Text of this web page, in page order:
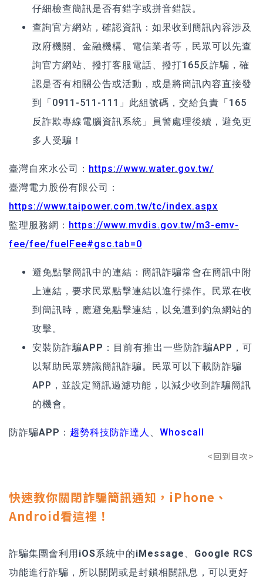
仔細檢查簡訊是否有錯字或拼音錯誤。
查詢官方網站， 確認資訊： 如果收到簡訊內容涉及
政府機關、金融機構、電信業者等，民眾可以先查
詢官方網站、撥打客服電話、撥打165反詐騙，確
認是否有相關公告或活動，或是將簡訊內容直接發
到「0911-511-111」此組號碼，交給負責「165
反詐欺專線電腦資訊系統」員警處理後續，避免更
多人受騙！
臺灣自來水公司： https://www.water.gov.tw/
臺灣電力股份有限公司：
https://www.taipower.com.tw/tc/index.aspx
監理服務網： https://www.mvdis.gov.tw/m3-emv-
fee/fee/fuelFee#gsc.tab=0
避免點擊簡訊中的連結： 簡訊詐騙常會在簡訊中附
上連結，要求民眾點擊連結以進行操作。民眾在收
到簡訊時，應避免點擊連結，以免遭到釣魚網站的
攻擊。
安裝防詐騙APP： 目前有推出一些防詐騙APP，可
以幫助民眾辨識簡訊詐騙。民眾可以下載防詐騙
APP，並設定簡訊過濾功能，以減少收到詐騙簡訊
的機會。
防詐騙APP： 趨勢科技防詐達人 、 Whoscall
<回到目次>
快速教你關閉詐騙簡訊通知，iPhone、
Android看這裡！
詐騙集團會利用 iOS系統中的iMessage、Google RCS
功能進行詐騙，所以關閉或是封鎖相關訊息，可以更好